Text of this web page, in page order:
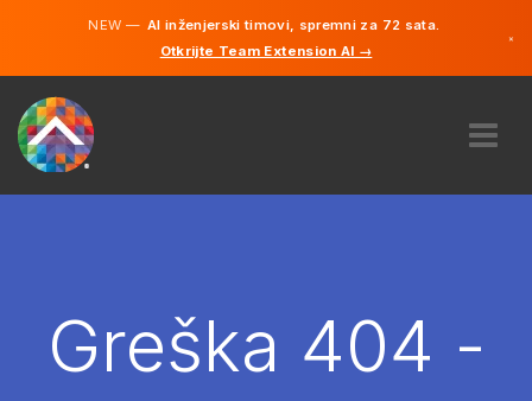
NEW —AI inženjerski timovi, spremni za 72 sata.
Otkrijte Team Extension AI →
×
NAJAMGreška 404 -